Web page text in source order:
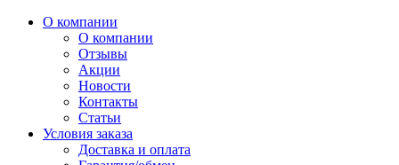
О компании
О компании
Отзывы
Акции
Новости
Контакты
Статьи
Условия заказа
Доставка и оплата